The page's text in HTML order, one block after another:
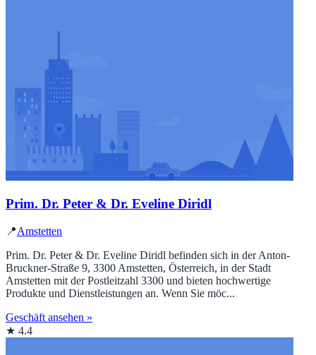
Prim. Dr. Peter & Dr. Eveline Diridl
📍Amstetten
Prim. Dr. Peter & Dr. Eveline Diridl befinden sich in der Anton-
Bruckner-Straße 9, 3300 Amstetten, Österreich, in der Stadt
Amstetten mit der Postleitzahl 3300 und bieten hochwertige
Produkte und Dienstleistungen an. Wenn Sie möc...
Geschäft ansehen »
★ 4.4